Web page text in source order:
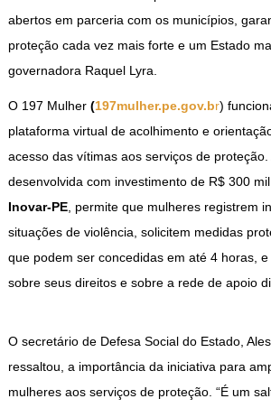
abertos em parceria com os municípios,
proteção cada vez mais forte e um Estado
governadora Raquel Lyra.
O 197 Mulher(197mulher.pe.gov.br)
plataforma virtual de acolhimento e
acesso das vítimas aos serviços de proteção.
desenvolvida com investimento de R$ 300
Inovar-PE, permite que mulheres registrem
situações de violência, solicitem medidas
que podem ser concedidas em até 4 horas,
sobre seus direitos e sobre a rede de apoio
O secretário de Defesa Social do Estado,
ressaltou, a importância da iniciativa para
mulheres aos serviços de proteção. “É um